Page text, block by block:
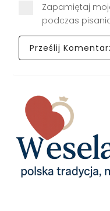
Zapamiętaj
podczas